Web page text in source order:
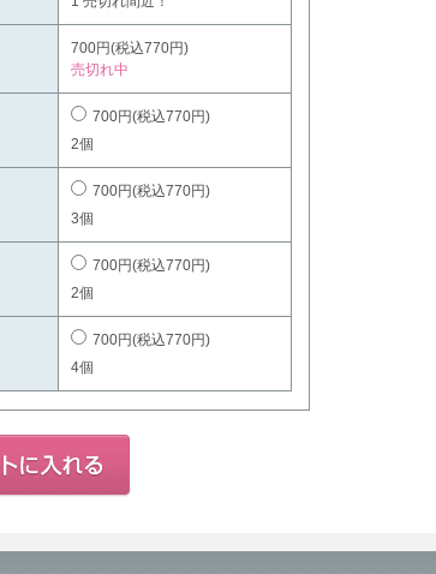
700円(税込770円)
売切れ中
700円(税込770円)
2個
700円(税込770円)
3個
700円(税込770円)
2個
700円(税込770円)
4個